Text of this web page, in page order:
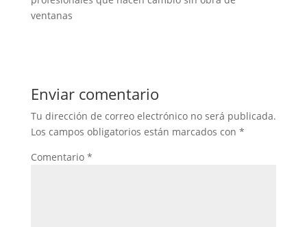
ventanas
Enviar comentario
Tu dirección de correo electrónico no será publicada.
Los campos obligatorios están marcados con *
Comentario *